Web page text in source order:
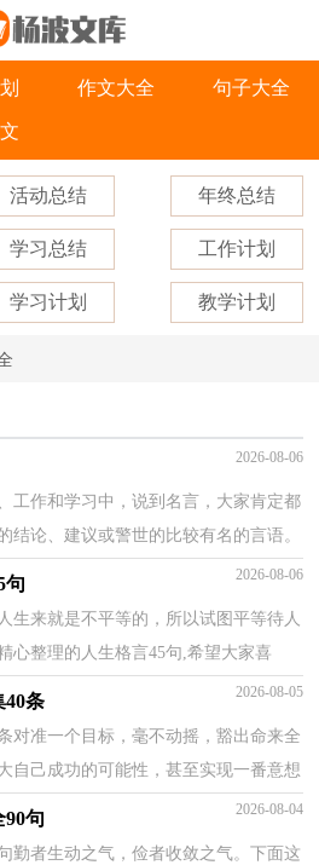
作文大全 句子大全
活动总结 年终总结
学习总结 工作计划
学习计划 教学计划
2026-08-06
工作和学习中，说到名言，大家肯定都
结论、建议或警世的比较有名的言语。
么样子的呢？下面是小编...
句 2026-08-06
生来就是不平等的，所以试图平等待人
心整理的人生格言45句,希望大家喜
毫不迟疑地选择勤奋，它...
40条 2026-08-05
对准一个目标，毫不动摇，豁出命来全
自己成功的可能性，甚至实现一番意想
是小编为大家整理的...
句 2026-08-04
勤者生动之气，俭者收敛之气。下面这